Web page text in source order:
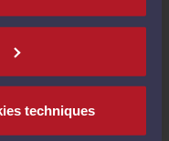
techniques